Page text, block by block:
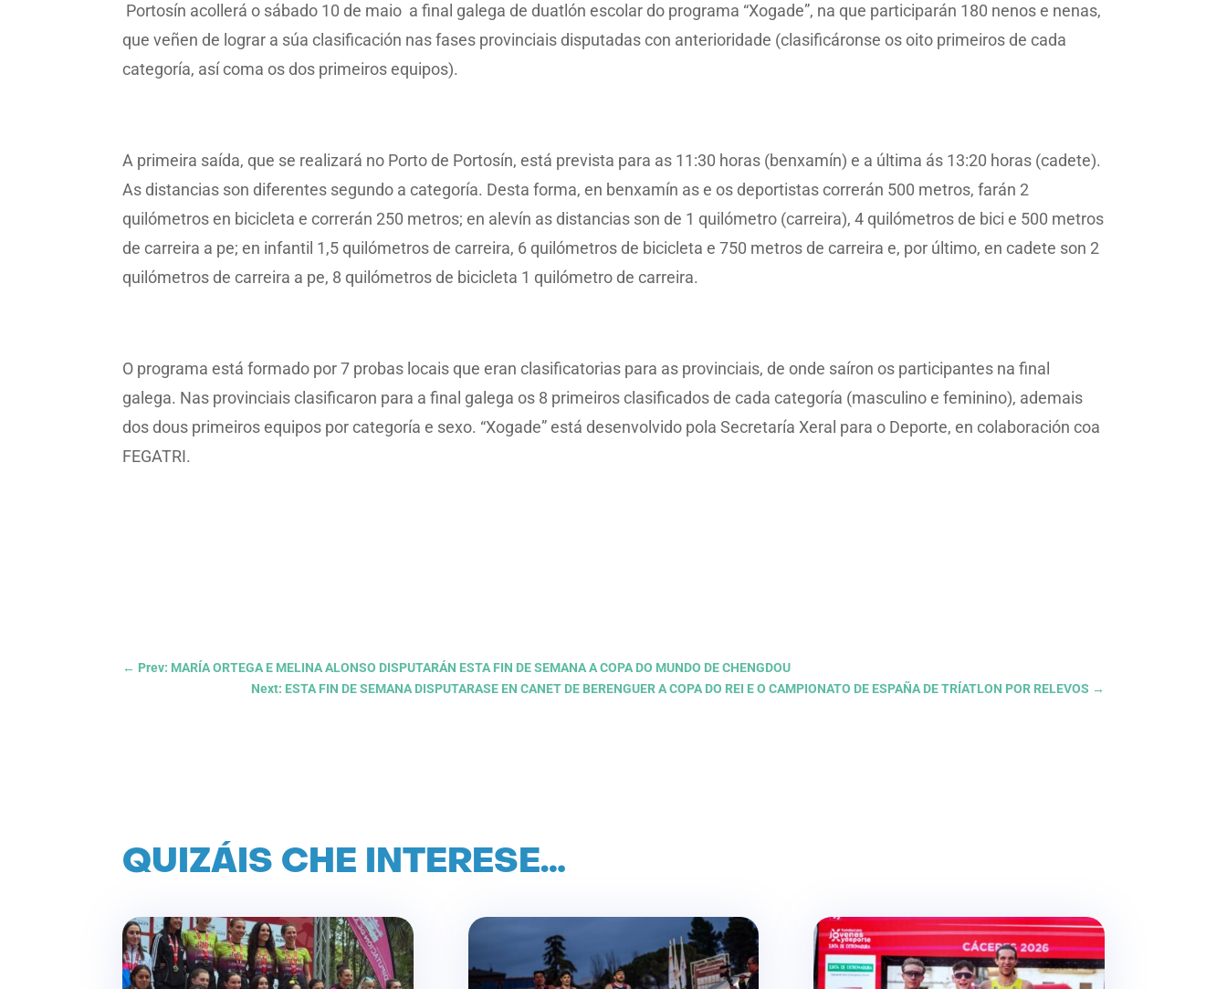
Portosín acollerá o sábado 10 de maio a final galega de duatlón escolar do programa “Xogade”, na que participarán 180 nenos e nenas,
que veñen de lograr a súa clasificación nas fases provinciais disputadas con anterioridade (clasificáronse os oito primeiros de cada
categoría, así coma os dos primeiros equipos).
A primeira saída, que se realizará no Porto de Portosín, está prevista para as 11:30 horas (benxamín) e a última ás 13:20 horas (cadete).
As distancias son diferentes segundo a categoría. Desta forma, en benxamín as e os deportistas correrán 500 metros, farán 2
quilómetros en bicicleta e correrán 250 metros; en alevín as distancias son de 1 quilómetro (carreira), 4 quilómetros de bici e 500 metros
de carreira a pe; en infantil 1,5 quilómetros de carreira, 6 quilómetros de bicicleta e 750 metros de carreira e, por último, en cadete son 2
quilómetros de carreira a pe, 8 quilómetros de bicicleta 1 quilómetro de carreira.
O programa está formado por 7 probas locais que eran clasificatorias para as provinciais, de onde saíron os participantes na final
galega. Nas provinciais clasificaron para a final galega os 8 primeiros clasificados de cada categoría (masculino e feminino), ademais
dos dous primeiros equipos por categoría e sexo. “Xogade” está desenvolvido pola Secretaría Xeral para o Deporte, en colaboración coa
FEGATRI.
← Prev: MARÍA ORTEGA E MELINA ALONSO DISPUTARÁN ESTA FIN DE SEMANA A COPA DO MUNDO DE CHENGDOU
Next: ESTA FIN DE SEMANA DISPUTARASE EN CANET DE BERENGUER A COPA DO REI E O CAMPIONATO DE ESPAÑA DE TRÍATLON POR RELEVOS →
QUIZÁIS CHE INTERESE…